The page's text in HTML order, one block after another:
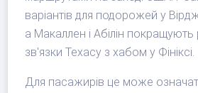
варіантів для подорожей у
а Макаллен і Абілін покращують
зв'язки Техасу з хабом у Фініксі.
Для пасажирів це може